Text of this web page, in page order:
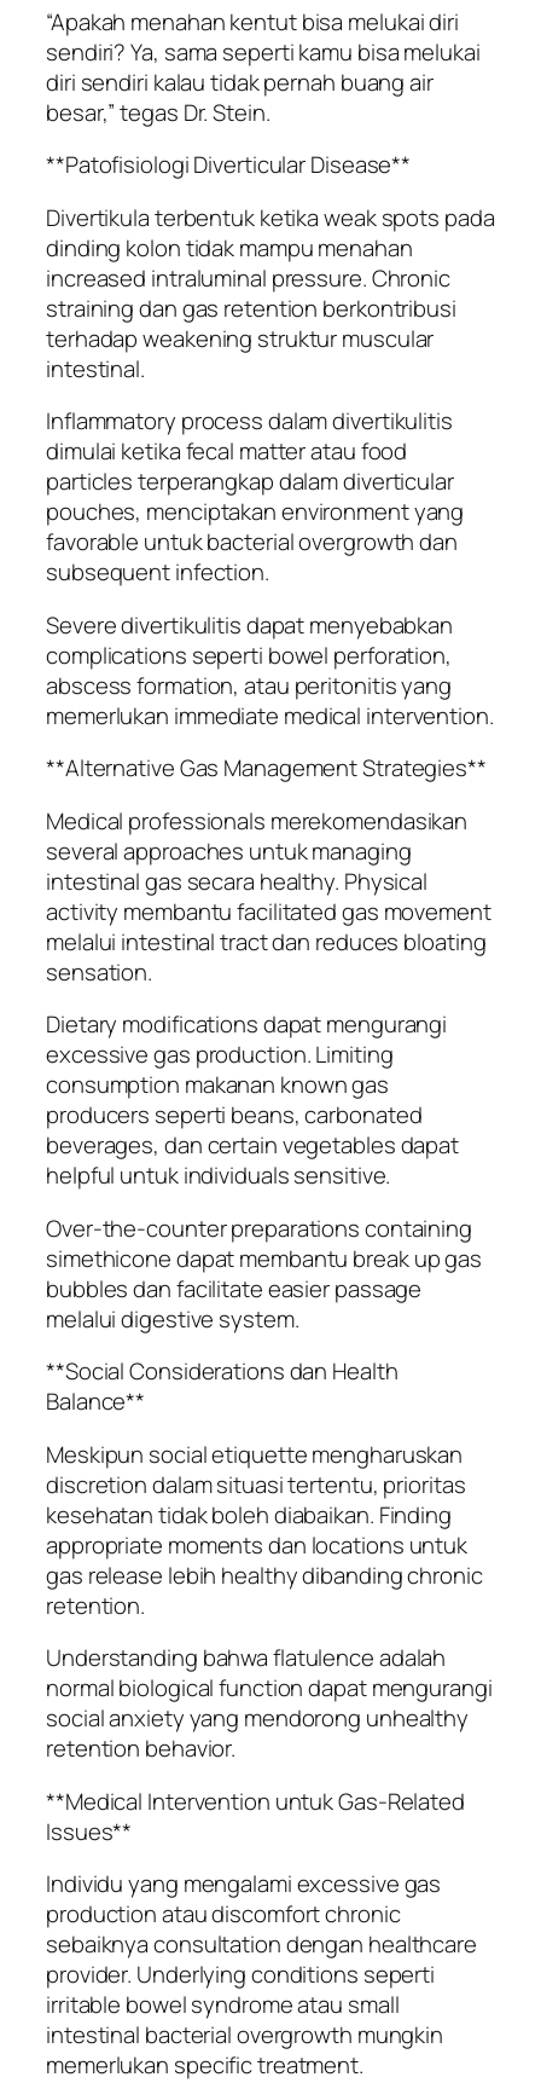
“Apakah menahan kentut bisa melukai diri
sendiri? Ya, sama seperti kamu bisa melukai
diri sendiri kalau tidak pernah buang air
besar,” tegas Dr. Stein.
**Patofisiologi Diverticular Disease**
Divertikula terbentuk ketika weak spots pada
dinding kolon tidak mampu menahan
increased intraluminal pressure. Chronic
straining dan gas retention berkontribusi
terhadap weakening struktur muscular
intestinal.
Inflammatory process dalam divertikulitis
dimulai ketika fecal matter atau food
particles terperangkap dalam diverticular
pouches, menciptakan environment yang
favorable untuk bacterial overgrowth dan
subsequent infection.
Severe divertikulitis dapat menyebabkan
complications seperti bowel perforation,
abscess formation, atau peritonitis yang
memerlukan immediate medical intervention.
**Alternative Gas Management Strategies**
Medical professionals merekomendasikan
several approaches untuk managing
intestinal gas secara healthy. Physical
activity membantu facilitated gas movement
melalui intestinal tract dan reduces bloating
sensation.
Dietary modifications dapat mengurangi
excessive gas production. Limiting
consumption makanan known gas
producers seperti beans, carbonated
beverages, dan certain vegetables dapat
helpful untuk individuals sensitive.
Over-the-counter preparations containing
simethicone dapat membantu break up gas
bubbles dan facilitate easier passage
melalui digestive system.
**Social Considerations dan Health
Balance**
Meskipun social etiquette mengharuskan
discretion dalam situasi tertentu, prioritas
kesehatan tidak boleh diabaikan. Finding
appropriate moments dan locations untuk
gas release lebih healthy dibanding chronic
retention.
Understanding bahwa flatulence adalah
normal biological function dapat mengurangi
social anxiety yang mendorong unhealthy
retention behavior.
**Medical Intervention untuk Gas-Related
Issues**
Individu yang mengalami excessive gas
production atau discomfort chronic
sebaiknya consultation dengan healthcare
provider. Underlying conditions seperti
irritable bowel syndrome atau small
intestinal bacterial overgrowth mungkin
memerlukan specific treatment.